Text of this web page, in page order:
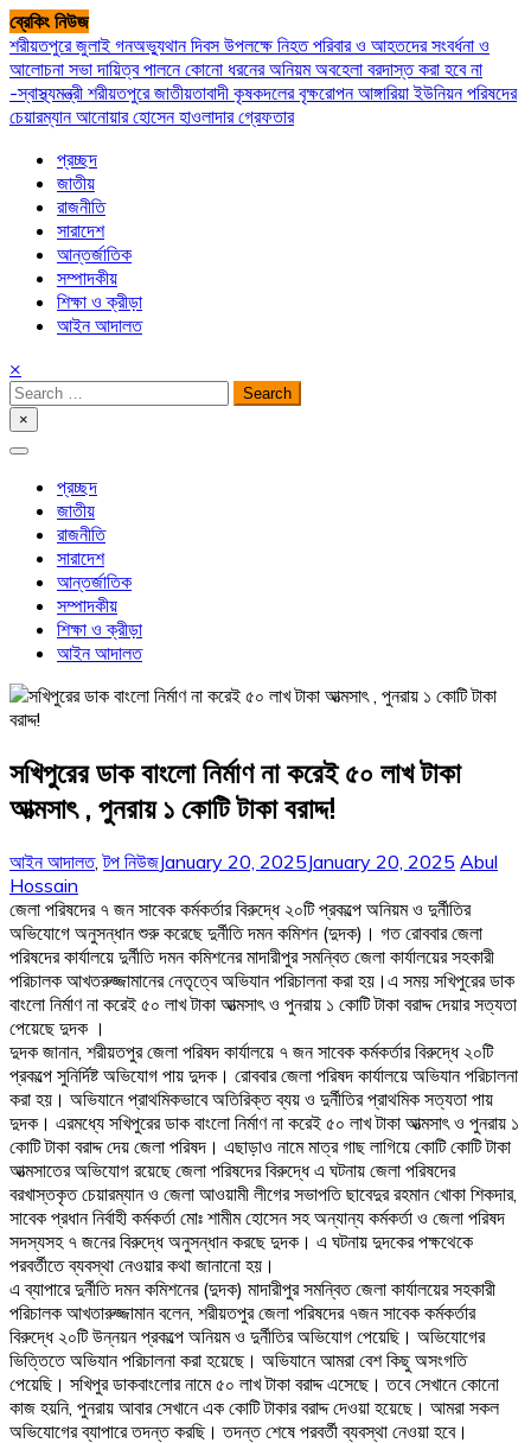
Skip
to
content
ব্রেকিং নিউজ
শরীয়তপুরে জুলাই গনঅভ্যুথান দিবস উপলক্ষে নিহত পরিবার ও আহতদের সংবর্ধনা ও
আলোচনা সভাদায়িত্ব পালনে কোনো ধরনের অনিয়ম অবহেলা বরদাস্ত করা হবে না
-স্বাস্থ্যমন্ত্রী শরীয়তপুরে জাতীয়তাবাদী কৃষকদলের বৃক্ষরোপনআঙ্গারিয়া ইউনিয়ন পরিষদের
চেয়ারম্যান আনোয়ার হোসেন হাওলাদার গ্রেফতার
প্রচ্ছদ
জাতীয়
রাজনীতি
সারাদেশ
আন্তর্জাতিক
সম্পাদকীয়
শিক্ষা ও ক্রীড়া
আইন আদালত
×
Search
for:
×
প্রচ্ছদ
জাতীয়
রাজনীতি
সারাদেশ
আন্তর্জাতিক
সম্পাদকীয়
শিক্ষা ও ক্রীড়া
আইন আদালত
সখিপুরের ডাক বাংলো নির্মাণ না করেই ৫০ লাখ টাকা
আত্মসাৎ , পুনরায় ১ কোটি টাকা বরাদ্দ!
আইন আদালত,টপ নিউজJanuary 20, 2025January 20, 2025 Abul
Hossain
জেলা পরিষদের ৭ জন সাবেক কর্মকর্তার বিরুদ্ধে ২০টি প্রকল্পে অনিয়ম ও দুর্নীতির
অভিযোগে অনুসন্ধান শুরু করেছে দুর্নীতি দমন কমিশন (দুদক)। গত রোববার জেলা
পরিষদের কার্যালয়ে দুর্নীতি দমন কমিশনের মাদারীপুর সমন্বিত জেলা কার্যালয়ের সহকারী
পরিচালক আখতরুজ্জামানের নেতৃত্বে অভিযান পরিচালনা করা হয়।এ সময় সখিপুরের ডাক
বাংলো নির্মাণ না করেই ৫০ লাখ টাকা আত্মসাৎ ও পুনরায় ১ কোটি টাকা বরাদ্দ দেয়ার সত্যতা
পেয়েছে দুদক ।
দুদক জানান, শরীয়তপুর জেলা পরিষদ কার্যালয়ে ৭ জন সাবেক কর্মকর্তার বিরুদ্ধে ২০টি
প্রকল্পে সুনির্দিষ্ট অভিযোগ পায় দুদক। রোববার জেলা পরিষদ কার্যালয়ে অভিযান পরিচালনা
করা হয়। অভিযানে প্রাথমিকভাবে অতিরিক্ত ব্যয় ও দুর্নীতির প্রাথমিক সত্যতা পায়
দুদক। এরমধ্যে সখিপুরের ডাক বাংলো নির্মাণ না করেই ৫০ লাখ টাকা আত্মসাৎ ও পুনরায় ১
কোটি টাকা বরাদ্দ দেয় জেলা পরিষদ। এছাড়াও নামে মাত্র গাছ লাগিয়ে কোটি কোটি টাকা
আত্মসাতের অভিযোগ রয়েছে জেলা পরিষদের বিরুদ্ধে এ ঘটনায় জেলা পরিষদের
বরখাস্তকৃত চেয়ারম্যান ও জেলা আওয়ামী লীগের সভাপতি ছাবেদুর রহমান খোকা শিকদার,
সাবেক প্রধান নির্বাহী কর্মকর্তা মোঃ শামীম হোসেন সহ অন্যান্য কর্মকর্তা ও জেলা পরিষদ
সদস্যসহ ৭ জনের বিরুদ্ধে অনুসন্ধান করছে দুদক। এ ঘটনায় দুদকের পক্ষথেকে
পরবর্তীতে ব্যবস্থা নেওয়ার কথা জানানো হয়।
এ ব্যাপারে দুর্নীতি দমন কমিশনের (দুদক) মাদারীপুর সমন্বিত জেলা কার্যালয়ের সহকারী
পরিচালক আখতারুজ্জামান বলেন, শরীয়তপুর জেলা পরিষদের ৭জন সাবেক কর্মকর্তার
বিরুদ্ধে ২০টি উন্নয়ন প্রকল্পে অনিয়ম ও দুর্নীতির অভিযোগ পেয়েছি। অভিযোগের
ভিত্তিতে অভিযান পরিচালনা করা হয়েছে। অভিযানে আমরা বেশ কিছু অসংগতি
পেয়েছি। সখিপুর ডাকবাংলোর নামে ৫০ লাখ টাকা বরাদ্দ এসেছে। তবে সেখানে কোনো
কাজ হয়নি, পুনরায় আবার সেখানে এক কোটি টাকার বরাদ্দ দেওয়া হয়েছে। আমরা সকল
অভিযোগের ব্যাপারে তদন্ত করছি। তদন্ত শেষে পরবর্তী ব্যবস্থা নেওয়া হবে।